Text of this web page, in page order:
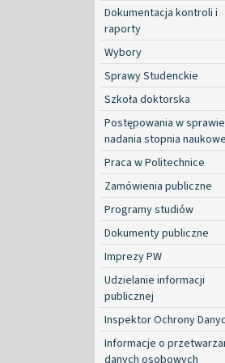
Dokumentacja kontroli i
raporty
Wybory
Sprawy Studenckie
Szkoła doktorska
Postępowania w sprawie
nadania stopnia
Praca w Politechnice
Zamówienia publiczne
Programy studiów
Dokumenty publiczne
Imprezy PW
Udzielanie informacji
publicznej
Inspektor Ochrony
Informacje o
danych osobowych